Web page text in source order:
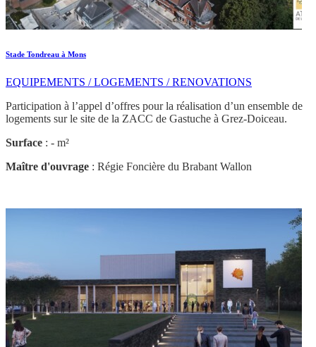
Stade Tondreau à Mons
EQUIPEMENTS / LOGEMENTS / RENOVATIONS
Participation à l’appel d’offres pour la réalisation d’un ensemble de
logements sur le site de la ZACC de Gastuche à Grez-Doiceau.
Surface : - m²
Maître d'ouvrage : Régie Foncière du Brabant Wallon